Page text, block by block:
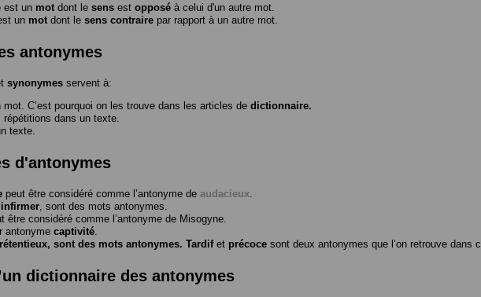
est un mot dont le sens est opposé à celui d'un autre mot.
un mot dont le sens contraire par rapport à un autre mot.
antonymes
synonymes servent à:
mot. C’est pourquoi on les trouve dans les articles de dictionnaire.
répétitions dans un texte.
texte.
d'antonymes
peut être considéré comme l’antonyme de audacieux
infirmer , sont des mots antonymes.
être considéré comme l’antonyme de Misogyne
antonyme captivité
, sont des mots antonymes. Tardifet précoce sont deux antonymes que l’on retrouve dans
dictionnaire des antonymes